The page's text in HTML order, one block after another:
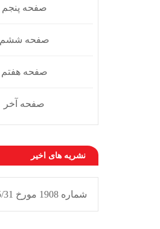
صفحه پنجم
صفحه ششم
صفحه هفتم
صفحه آخر
نشریه های اخیر
شماره 1908 مورخ 1403/05/31